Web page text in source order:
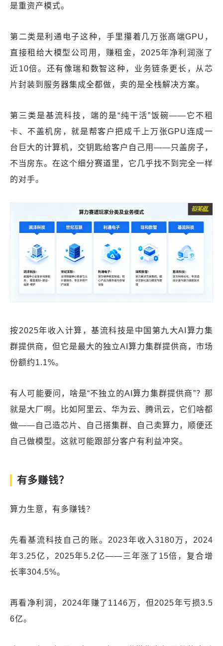
是重资产模式。
第二类是利通电子这种，手里攥着几万张高端GPU，
直接租给大模型公司用，赚租金，2025年净利润涨了
近10倍。还有像瑞和数智这种，业务链条更长，从芯
片封装到服务器集成全都做，卖的是全栈解决方案。
第三类是基流科技，端的是“纯干活”饭碗——它不租
卡、不盖机房，就是帮客户把成千上万张GPU连成一
台巨大的计算机，交钥匙给客户自己用——只盖房子，
不当房东。在这个细分赛道里，它几乎找不到完全一样
的对手。
按2025年收入计算，基流科技是中国第九大AI算力集
群提供商，但它是最大的独立AI算力集群提供商，市场
份额约1.1%。
有人可能要问，啥是“不独立的AI算力集群提供商”？那
就是大厂啊。比如阿里云、华为云、腾讯云，它们啥都
做——自己造芯片、自己搭集群、自己卖算力，顺便还
自己做模型。这就可能跟部分客户有利益冲突。
有多赚钱？
算力生意，有多赚钱？
先看基流科技自己的账。2023年收入3180万，2024
年3.25亿，2025年5.2亿——三年涨了15倍，复合增
长率304.5%。
再看净利润，2024年赚了1146万，但2025年亏损3.5
6亿。